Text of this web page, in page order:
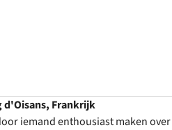
d'Oisans, Frankrijk
iemand enthousiast maken over